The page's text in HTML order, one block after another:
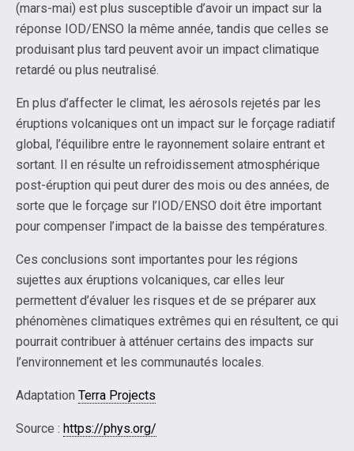
(mars-mai) est plus susceptible d’avoir un impact sur la
réponse IOD/ENSO la même année, tandis que celles se
produisant plus tard peuvent avoir un impact climatique
retardé ou plus neutralisé.
En plus d’affecter le climat, les aérosols rejetés par les
éruptions volcaniques ont un impact sur le forçage radiatif
global, l’équilibre entre le rayonnement solaire entrant et
sortant. Il en résulte un refroidissement atmosphérique
post-éruption qui peut durer des mois ou des années, de
sorte que le forçage sur l’IOD/ENSO doit être important
pour compenser l’impact de la baisse des températures.
Ces conclusions sont importantes pour les régions
sujettes aux éruptions volcaniques, car elles leur
permettent d’évaluer les risques et de se préparer aux
phénomènes climatiques extrêmes qui en résultent, ce qui
pourrait contribuer à atténuer certains des impacts sur
l’environnement et les communautés locales.
Adaptation Terra Projects
Source : https://phys.org/